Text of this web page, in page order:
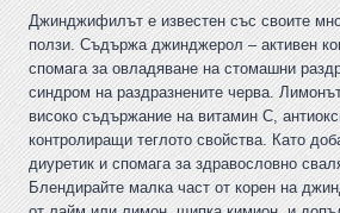
Джинджифилът е известен със своите
ползи. Съдържа джинджерол – активен
спомага за овладяване на стомашни
синдром на раздразнените черва.
високо съдържание на витамин C,
контролиращи теглото свойства. Като
диуретик и спомага за здравословно
Блендирайте малка част от корен на